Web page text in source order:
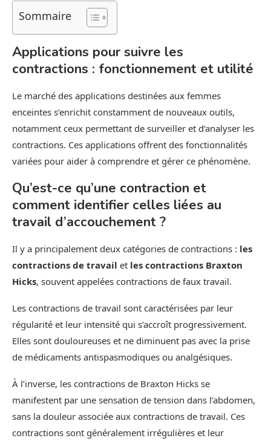
Sommaire
Applications pour suivre les
contractions : fonctionnement et utilité
Le marché des applications destinées aux femmes
enceintes s’enrichit constamment de nouveaux outils,
notamment ceux permettant de surveiller et d’analyser les
contractions. Ces applications offrent des fonctionnalités
variées pour aider à comprendre et gérer ce phénomène.
Qu’est-ce qu’une contraction et
comment identifier celles liées au
travail d’accouchement ?
Il y a principalement deux catégories de contractions : les
contractions de travail et les contractions Braxton
Hicks, souvent appelées contractions de faux travail.
Les contractions de travail sont caractérisées par leur
régularité et leur intensité qui s’accroît progressivement.
Elles sont douloureuses et ne diminuent pas avec la prise
de médicaments antispasmodiques ou analgésiques.
À l’inverse, les contractions de Braxton Hicks se
manifestent par une sensation de tension dans l’abdomen,
sans la douleur associée aux contractions de travail. Ces
contractions sont généralement irrégulières et leur